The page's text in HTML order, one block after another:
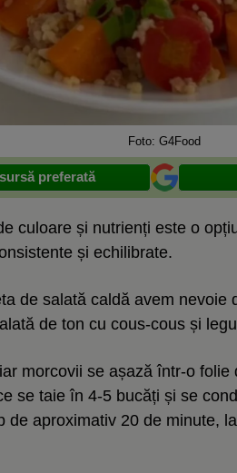
Foto: G4Food
preferată
culoare și nutrienți este o
și echilibrate.
de salată caldă avem nevoie
de ton cu cous-cous și
morcovii se așază într-o
se taie în 4-5 bucăți și se
de aproximativ 20 de minute,